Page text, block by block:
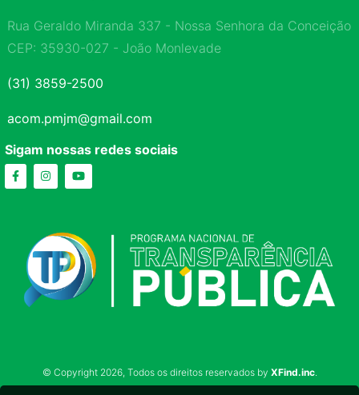
Rua Geraldo Miranda 337 - Nossa Senhora da Conceição
CEP: 35930-027 - João Monlevade
(31) 3859-2500
acom.pmjm@gmail.com
Sigam nossas redes sociais
© Copyright 2026, Todos os direitos reservados by XFind.inc.